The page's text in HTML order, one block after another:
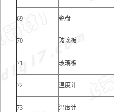
69 瓷盘
70 玻璃板
71 玻璃板
72 温度计
73 温度计